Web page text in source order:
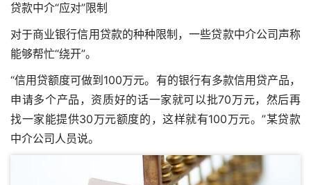
贷款中介“应对”限制
对于商业银行信用贷款的种种限制，一些贷款中介公司声称
能够帮忙“绕开”。
“信用贷额度可做到100万元。有的银行有多款信用贷产品，
申请多个产品，资质好的话一家就可以批70万元，然后再
找一家能提供30万元额度的，这样就有100万元。”某贷款
中介公司人员说。